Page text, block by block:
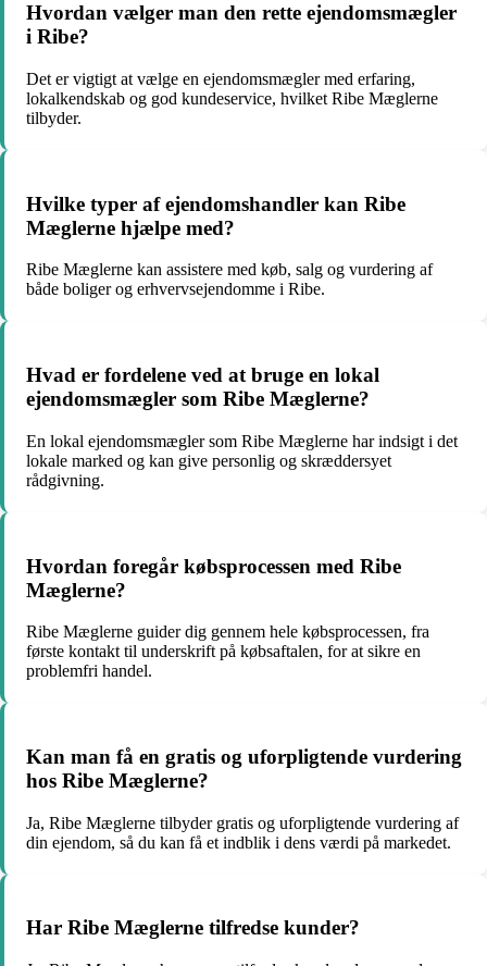
Hvordan vælger man den rette ejendomsmægler
i Ribe?
Det er vigtigt at vælge en ejendomsmægler med erfaring,
lokalkendskab og god kundeservice, hvilket Ribe Mæglerne
tilbyder.
Hvilke typer af ejendomshandler kan Ribe
Mæglerne hjælpe med?
Ribe Mæglerne kan assistere med køb, salg og vurdering af
både boliger og erhvervsejendomme i Ribe.
Hvad er fordelene ved at bruge en lokal
ejendomsmægler som Ribe Mæglerne?
En lokal ejendomsmægler som Ribe Mæglerne har indsigt i det
lokale marked og kan give personlig og skræddersyet
rådgivning.
Hvordan foregår købsprocessen med Ribe
Mæglerne?
Ribe Mæglerne guider dig gennem hele købsprocessen, fra
første kontakt til underskrift på købsaftalen, for at sikre en
problemfri handel.
Kan man få en gratis og uforpligtende vurdering
hos Ribe Mæglerne?
Ja, Ribe Mæglerne tilbyder gratis og uforpligtende vurdering af
din ejendom, så du kan få et indblik i dens værdi på markedet.
Har Ribe Mæglerne tilfredse kunder?